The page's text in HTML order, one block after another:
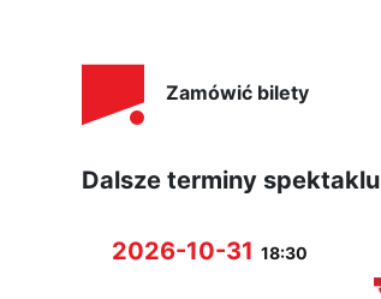
Zamówić bilety
Dalsze terminy spektaklu
2026-10-31 18:30